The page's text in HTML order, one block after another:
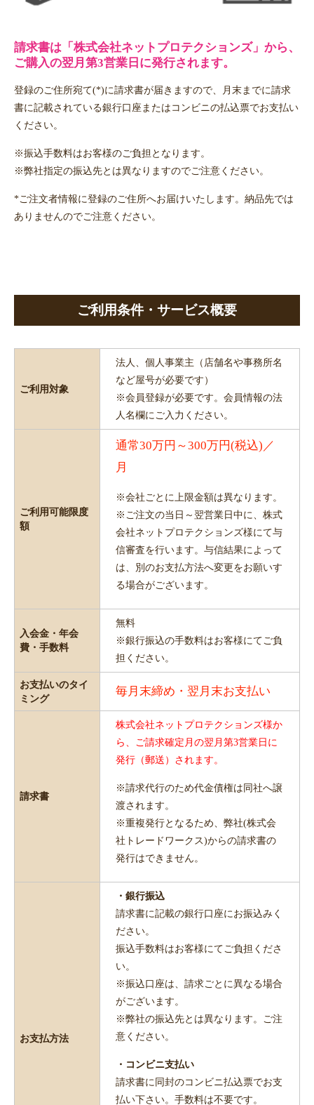
請求書は「株式会社ネットプロテクションズ」から、
ご購入の翌月第3営業日に発行されます。
登録のご住所宛て(*)に請求書が届きますので、月末までに請求
書に記載されている銀行口座またはコンビニの払込票でお支払い
ください。
※振込手数料はお客様のご負担となります。
※弊社指定の振込先とは異なりますのでご注意ください。
*ご注文者情報に登録のご住所へお届けいたします。納品先では
ありませんのでご注意ください。
ご利用条件・サービス概要
ご利用対象
法人、個人事業主（店舗名や事務所名
など屋号が必要です）
※会員登録が必要です。会員情報の法
人名欄にご入力ください。
ご利用可能限度
額
通常30万円～300万円(税込)／
月
※会社ごとに上限金額は異なります。
※ご注文の当日～翌営業日中に、株式
会社ネットプロテクションズ様にて与
信審査を行います。与信結果によって
は、別のお支払方法へ変更をお願いす
る場合がございます。
入会金・年会
費・手数料
無料
※銀行振込の手数料はお客様にてご負
担ください。
お支払いのタイ
ミング
毎月末締め・翌月末お支払い
請求書
株式会社ネットプロテクションズ様か
ら、ご請求確定月の翌月第3営業日に
発行（郵送）されます。
※請求代行のため代金債権は同社へ譲
渡されます。
※重複発行となるため、弊社(株式会
社トレードワークス)からの請求書の
発行はできません。
お支払方法
・銀行振込
請求書に記載の銀行口座にお振込みく
ださい。
振込手数料はお客様にてご負担くださ
い。
※振込口座は、請求ごとに異なる場合
がございます。
※弊社の振込先とは異なります。ご注
意ください。
・コンビニ支払い
請求書に同封のコンビニ払込票でお支
払い下さい。手数料は不要です。